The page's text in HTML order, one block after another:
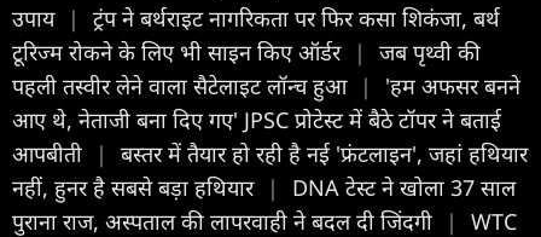
उपाय |
ट्रंप ने बर्थराइट नागरिकता पर फिर कसा शिकंजा, बर्थ
टूरिज्म रोकने के लिए भी साइन किए ऑर्डर |
जब पृथ्वी की
पहली तस्वीर लेने वाला सैटेलाइट लॉन्च हुआ |
'हम अफसर बनने
आए थे, नेताजी बना दिए गए' JPSC प्रोटेस्ट में बैठे टॉपर ने बताई
आपबीती
|
बस्तर में तैयार हो रही है नई 'फ्रंटलाइन', जहां हथियार
नहीं, हुनर है सबसे बड़ा हथियार |
DNA टेस्ट ने खोला 37 साल
पुराना राज, अस्पताल की लापरवाही ने बदल दी जिंदगी
|
WTC